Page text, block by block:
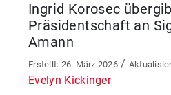
Ingrid Korosec
Präsidentschaft an
Amann
26. März 2026 /
Evelyn Kickinger